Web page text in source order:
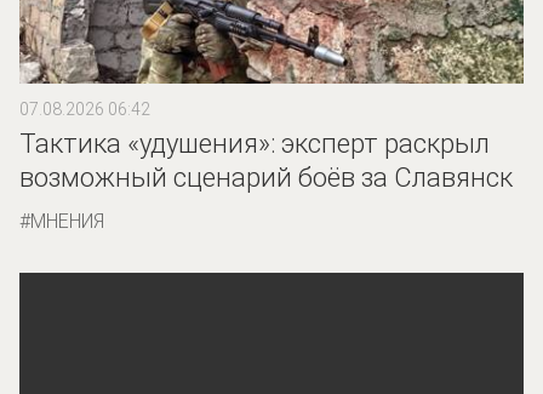
07.08.2026 06:42
Тактика «удушения»: эксперт раскрыл
возможный сценарий боёв за Славянск
МНЕНИЯ